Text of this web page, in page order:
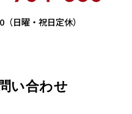
（日曜・祝日定休）
い合わせ